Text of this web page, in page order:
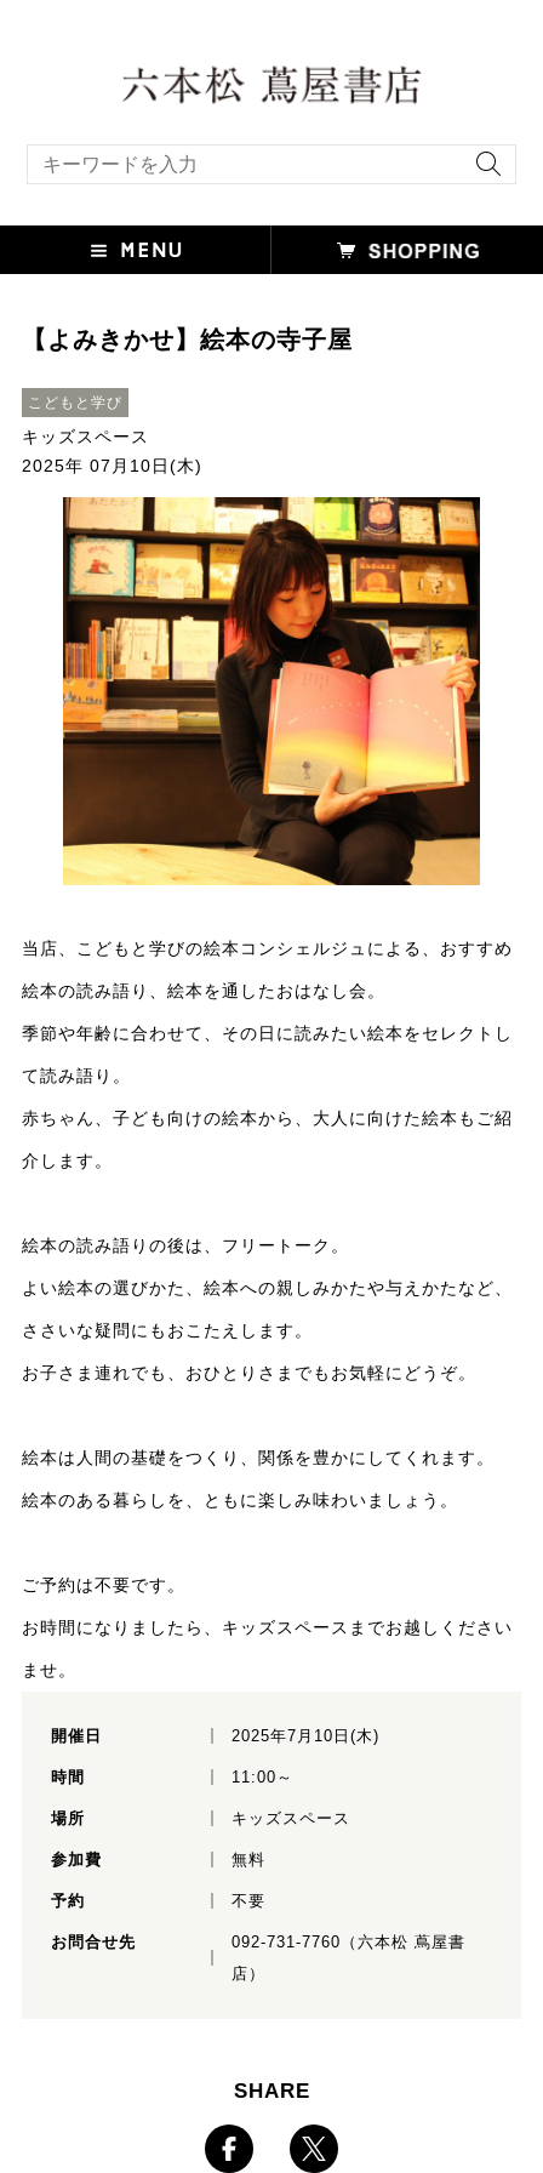
【よみきかせ】絵本の寺子屋
こどもと学び
キッズスペース
2025年 07月10日(木)
当店、こどもと学びの絵本コンシェルジュによる、おすすめ
絵本の読み語り、絵本を通したおはなし会。
季節や年齢に合わせて、その日に読みたい絵本をセレクトし
て読み語り。
赤ちゃん、子ども向けの絵本から、大人に向けた絵本もご紹
介します。
絵本の読み語りの後は、フリートーク。
よい絵本の選びかた、絵本への親しみかたや与えかたなど、
ささいな疑問にもおこたえします。
お子さま連れでも、おひとりさまでもお気軽にどうぞ。
絵本は人間の基礎をつくり、関係を豊かにしてくれます。
絵本のある暮らしを、ともに楽しみ味わいましょう。
ご予約は不要です。
お時間になりましたら、キッズスペースまでお越しください
ませ。
開催日 2025年7月10日(木)
時間 11:00～
場所 キッズスペース
参加費 無料
予約 不要
お問合せ先
092-731-7760（六本松 蔦屋書
店）
SHARE